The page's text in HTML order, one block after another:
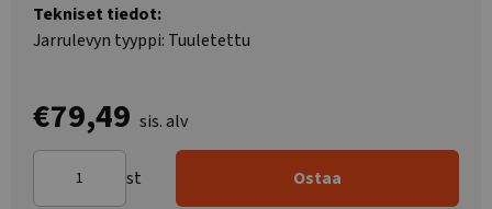
Tekniset tiedot:
Jarrulevyn tyyppi: Tuuletettu
€79,49 sis. alv
st Ostaa